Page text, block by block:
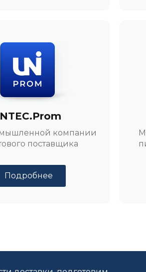
компании
поставщика
Подробнее